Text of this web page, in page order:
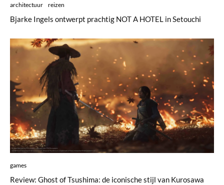
architectuur reizen
Bjarke Ingels ontwerpt prachtig NOT A HOTEL in Setouchi
games
Review: Ghost of Tsushima: de iconische stijl van Kurosawa